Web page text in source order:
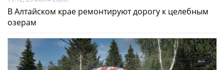
В Алтайском крае ремонтируют дорогу к целебным
озерам